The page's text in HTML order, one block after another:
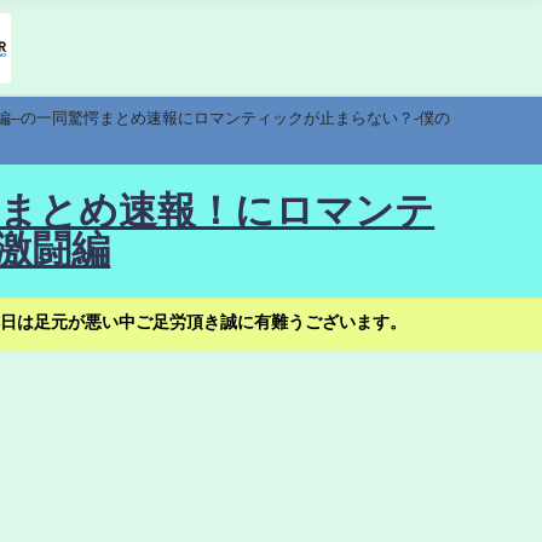
の一同驚愕まとめ速報にロマンティックが止まらない？-僕の
とめ速報！にロマンテ
闘編
足元が悪い中ご足労頂き誠に有難うございます。